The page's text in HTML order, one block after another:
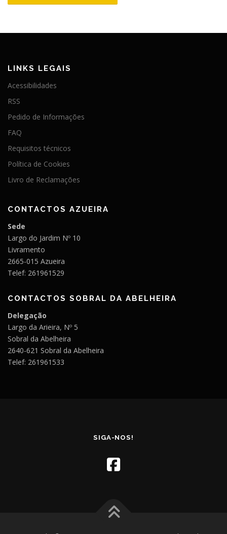
LINKS LEGAIS
Acessibilidades
RSS
Pedido de Informações
FAQ
Requisitos técnicos
Política de Cookies
Livro de Reclamações
CONTACTOS AZUEIRA
Sede
Largo do Jardim Nº 10
Livramento
2665-015 Azueira
Telef: 261961529
CONTACTOS SOBRAL DA ABELHEIRA
Delegação
Largo da Arieira, Nº 5
Sobral da Abelheira
2640-621 Sobral da Abelheira
Telef: 261961533
SIGA-NOS!